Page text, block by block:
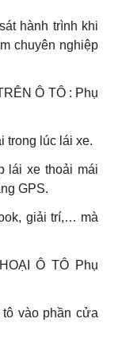
hành trình khi
chuyên nghiệp
Ô TÔ : Phụ
trong lúc lái xe.
lái xe thoải mái
GPS.
giải trí,… mà
Ô TÔ Phụ
vào phần cửa